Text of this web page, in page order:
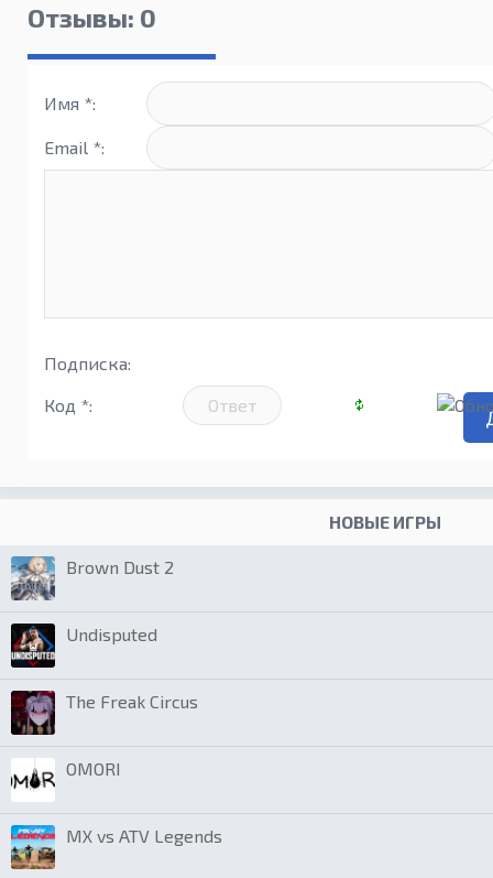
Отзывы: 0
Имя *:
Email *:
Подписка:
Код *:
НОВЫЕ ИГРЫ
Brown Dust 2
Undisputed
The Freak Circus
OMORI
MX vs ATV Legends